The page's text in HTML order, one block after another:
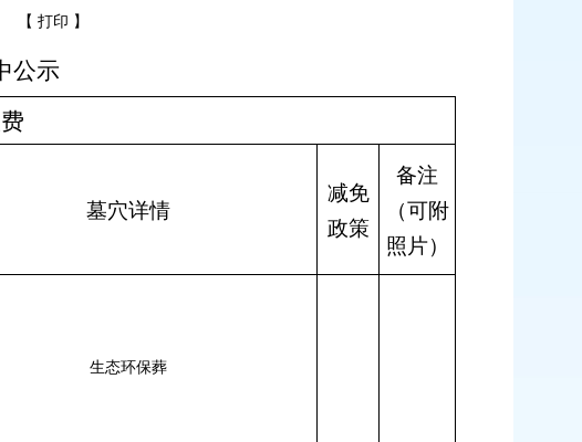
【 打印 】
公示
墓穴详情
减免
政策
备注
（可附
照片）
生态环保葬